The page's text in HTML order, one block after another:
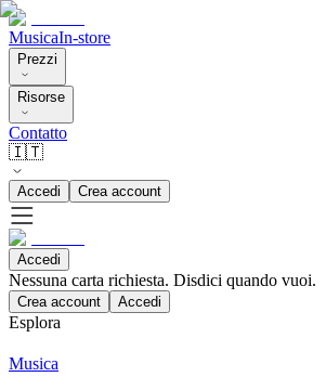
MusicaIn-store
Prezzi
Risorse
Contatto
🇮🇹
Accedi Crea account
Accedi
Nessuna carta richiesta. Disdici quando vuoi.
Crea account Accedi
Esplora
Musica